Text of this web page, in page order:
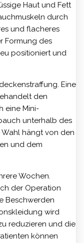
Haut und Fett
durch
und flacheres
Formung des
positioniert und
Eine
den
eine Mini-
unterhalb des
hängt von den
und dem
Wochen.
der Operation
Beschwerden
wird
reduzieren und die
können